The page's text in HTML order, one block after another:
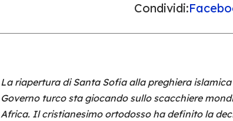
Condividi:
La riapertura di Santa Sofia alla preghiera
Governo turco sta giocando sullo scacchiere
Africa. Il cristianesimo ortodosso ha definito la